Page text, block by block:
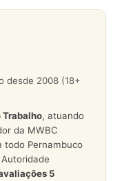
desde 2008 (18+
Trabalho, atuando
da MWBC
todo Pernambuco
5